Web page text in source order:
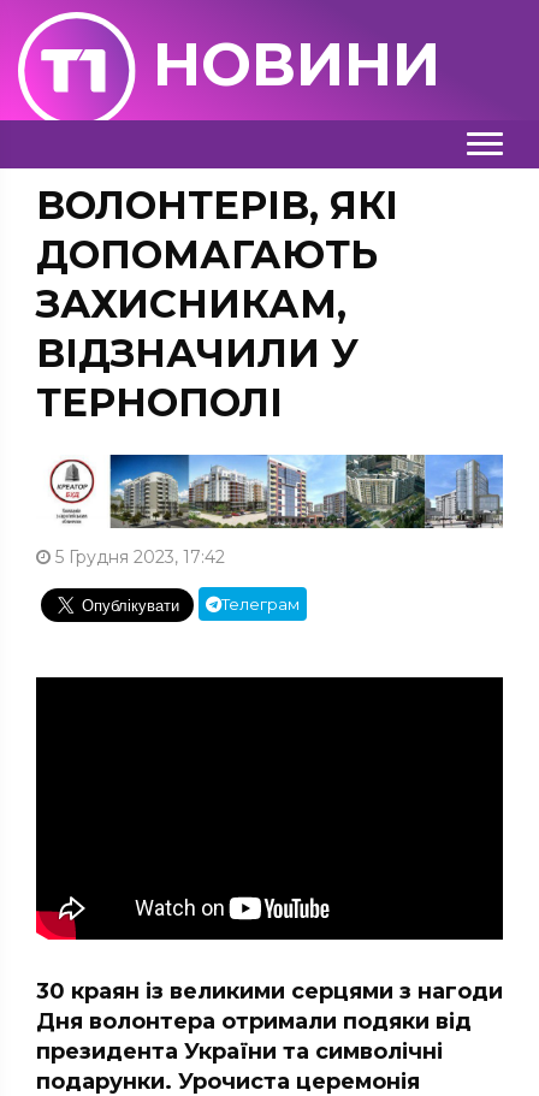
НОВИНИ
ВОЛОНТЕРІВ, ЯКІ
ДОПОМАГАЮТЬ
ЗАХИСНИКАМ,
ВІДЗНАЧИЛИ У
ТЕРНОПОЛІ
5 Грудня 2023, 17:42
Телеграм
30 краян із великими серцями з нагоди
Дня волонтера отримали подяки від
президента України та символічні
подарунки. Урочиста церемонія